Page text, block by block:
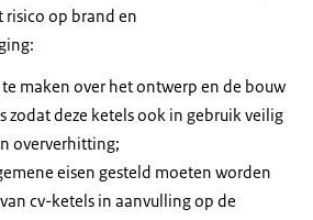
op brand en
maken over het ontwerp en de bouw
zodat deze ketels ook in gebruik veilig
oververhitting;
eisen gesteld moeten worden
cv-ketels in aanvulling op de